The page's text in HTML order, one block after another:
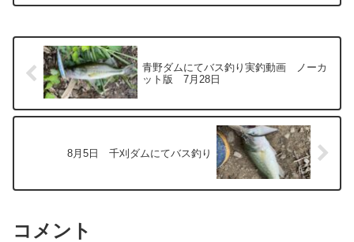
青野ダムにてバス釣り実釣動画 ノーカ
ット版 7月28日
8月5日 千刈ダムにてバス釣り
コメント